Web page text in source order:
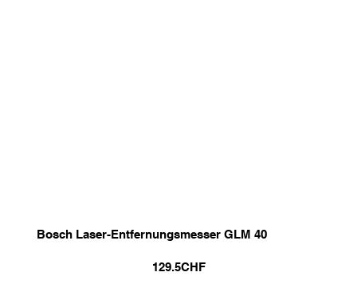
Bosch Laser-Entfernungsmesser GLM 40
129.5CHF